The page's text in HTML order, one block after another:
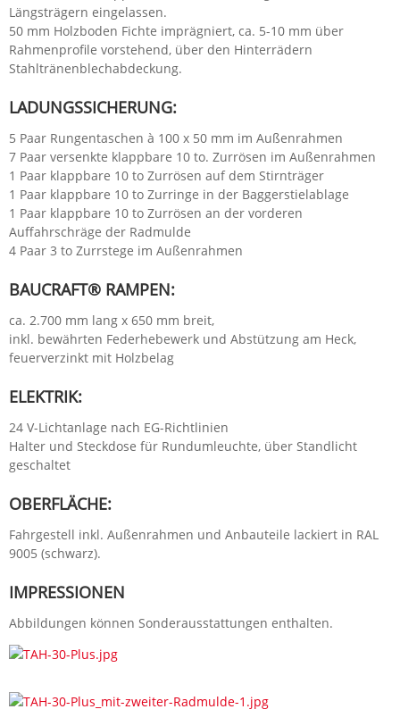
Längsträgern eingelassen.
50 mm Holzboden Fichte imprägniert, ca. 5-10 mm über
Rahmenprofile vorstehend, über den Hinterrädern
Stahltränenblechabdeckung.
LADUNGSSICHERUNG:
5 Paar Rungentaschen à 100 x 50 mm im Außenrahmen
7 Paar versenkte klappbare 10 to. Zurrösen im Außenrahmen
1 Paar klappbare 10 to Zurrösen auf dem Stirnträger
1 Paar klappbare 10 to Zurringe in der Baggerstielablage
1 Paar klappbare 10 to Zurrösen an der vorderen
Auffahrschräge der Radmulde
4 Paar 3 to Zurrstege im Außenrahmen
BAUCRAFT® RAMPEN:
ca. 2.700 mm lang x 650 mm breit,
inkl. bewährten Federhebewerk und Abstützung am Heck,
feuerverzinkt mit Holzbelag
ELEKTRIK:
24 V-Lichtanlage nach EG-Richtlinien
Halter und Steckdose für Rundumleuchte, über Standlicht
geschaltet
OBERFLÄCHE:
Fahrgestell inkl. Außenrahmen und Anbauteile lackiert in RAL
9005 (schwarz).
IMPRESSIONEN
Abbildungen können Sonderausstattungen enthalten.